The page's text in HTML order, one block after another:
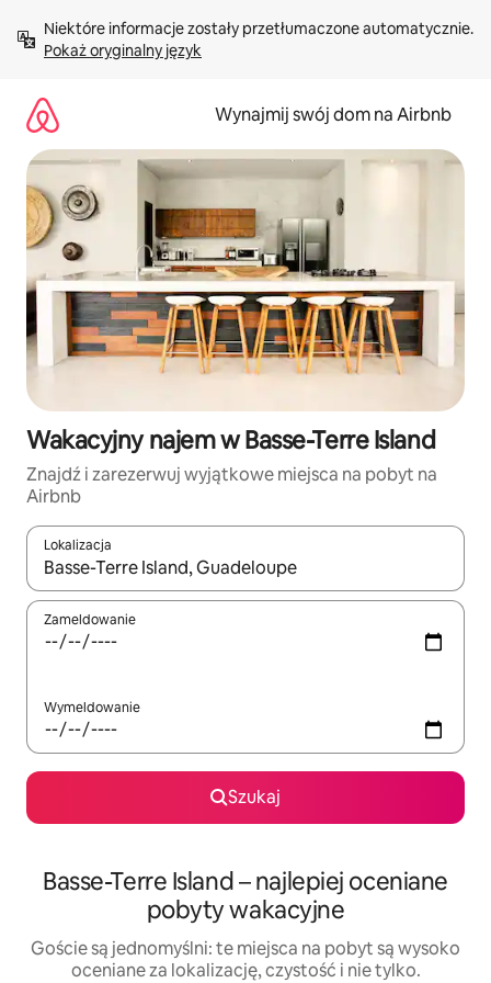
treści Pokaż oryginalny język
Wynajmij swój dom na Airbnb
Wakacyjny najem w Basse-Terre Island
Znajdź i zarezerwuj wyjątkowe miejsca na pobyt na
Airbnb
Lokalizacja
Gdy wyniki będą dostępne, możesz poruszać się po nich za
Zameldowanie
Wymeldowanie
Szukaj
Basse-Terre Island – najlepiej oceniane
pobyty wakacyjne
Goście są jednomyślni: te miejsca na pobyt są wysoko
oceniane za lokalizację, czystość i nie tylko.